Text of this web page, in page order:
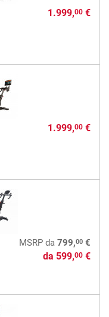
1.999,00€
1.999,00€
MSRPda 799,00€
da 599,00€